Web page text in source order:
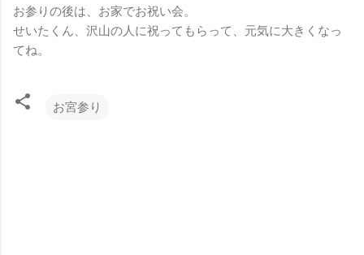
お参りの後は、お家でお祝い会。
せいたくん、沢山の人に祝ってもらって、元気に大きくなっ
てね。
お宮参り